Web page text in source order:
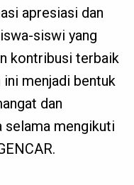
apresiasi dan
siswi yang
kontribusi terbaik
menjadi bentuk
dan
mengikuti